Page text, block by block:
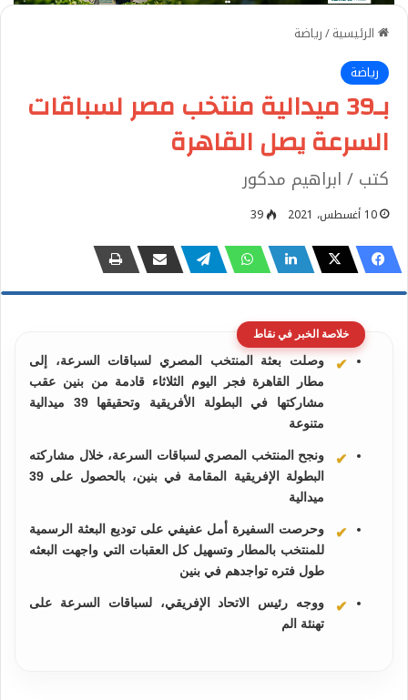
الرئيسية/رياضة
رياضة
بـ39 ميدالية منتخب مصر لسباقات
السرعة يصل القاهرة
كتب / ابراهيم مدكور
10 أغسطس، 2021 39
خلاصة الخبر في نقاط
وصلت بعثة المنتخب المصري لسباقات السرعة، إلى
مطار القاهرة فجر اليوم الثلاثاء قادمة من بنين عقب
مشاركتها في البطولة الأفريقية وتحقيقها 39 ميدالية
متنوعة
ونجح المنتخب المصري لسباقات السرعة، خلال مشاركته
البطولة الإفريقية المقامة في بنين، بالحصول على 39
ميدالية
وحرصت السفيرة أمل عفيفي على توديع البعثة الرسمية
للمنتخب بالمطار وتسهيل كل العقبات التي واجهت البعثه
طول فتره تواجدهم في بنين
ووجه رئيس الاتحاد الإفريقي، لسباقات السرعة على
تهنئة الم